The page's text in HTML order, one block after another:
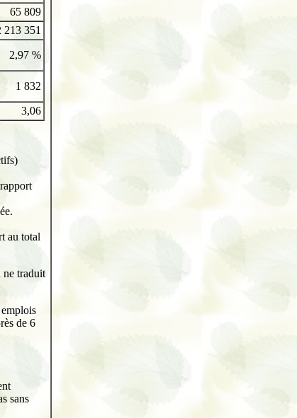
65 809
213 351
2,97 %
1 832
3,06
au total
ne traduit
de 6
sans